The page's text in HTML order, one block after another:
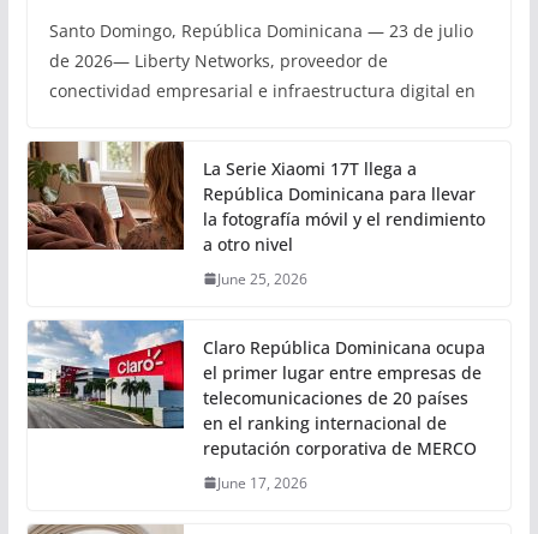
Santo Domingo, República Dominicana — 23 de julio
de 2026— Liberty Networks, proveedor de
conectividad empresarial e infraestructura digital en
La Serie Xiaomi 17T llega a
República Dominicana para llevar
la fotografía móvil y el rendimiento
a otro nivel
June 25, 2026
Claro República Dominicana ocupa
el primer lugar entre empresas de
telecomunicaciones de 20 países
en el ranking internacional de
reputación corporativa de MERCO
June 17, 2026